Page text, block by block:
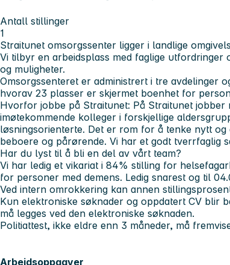
Antall stillinger
1
Straitunet omsorgssenter ligger i landlige
Vi tilbyr en arbeidsplass med faglige
og muligheter.
Omsorgssenteret er administrert i tre avdelinger
hvorav 23 plasser er skjermet boenhet for
Hvorfor jobbe på Straitunet: På Straitunet jobber
imøtekommende kolleger i forskjellige
løsningsorienterte. Det er rom for å tenke nytt
beboere og pårørende. Vi har et godt tverrfaglig
Har du lyst til å bli en del av vårt team?
Vi har ledig et vikariat i 84% stilling for
for personer med demens. Ledig snarest og til
Ved intern omrokkering kan annen
Kun elektroniske søknader og oppdatert CV blir
må legges ved den elektroniske søknaden.
Politiattest, ikke eldre enn 3 måneder, må
Arbeidsoppgaver